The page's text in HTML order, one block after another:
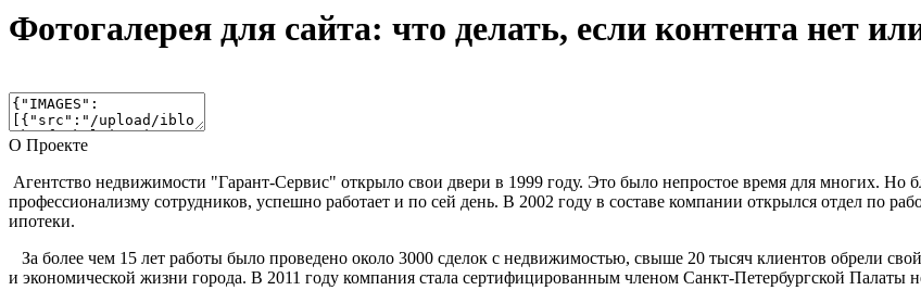
Фотогалерея для сайта: что делать, если контента нет
О Проекте
Агентство недвижимости "Гарант-Сервис" открыло свои двери в 1999 году. Это было непростое время для многих. Но
профессионализму сотрудников, успешно работает и по сей день. В 2002 году в составе компании открылся отдел по
ипотеки.
За более чем 15 лет работы было проведено около 3000 сделок с недвижимостью, свыше 20 тысяч клиентов обрели
и экономической жизни города. В 2011 году компания стала сертифицированным членом Санкт-Петербургской Палаты